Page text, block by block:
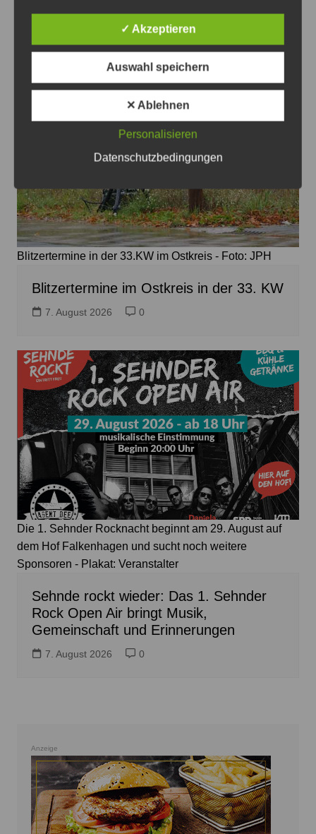
Das könnte Sie auch interessieren
Blitzertermine in der 33.KW im Ostkreis - Foto: JPH
Blitzertermine im Ostkreis in der 33. KW
7. August 2026 0
Die 1. Sehnder Rocknacht beginnt am 29. August auf
dem Hof Falkenhagen und sucht noch weitere
Sponsoren - Plakat: Veranstalter
Sehnde rockt wieder: Das 1. Sehnder
Rock Open Air bringt Musik,
Gemeinschaft und Erinnerungen
7. August 2026 0
Anzeige
✓ Akzeptieren
Auswahl speichern
✕ Ablehnen
Personalisieren
Datenschutzbedingungen